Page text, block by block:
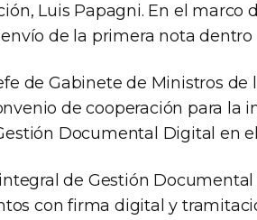
Luis Papagni. En el marco
de la primera nota
de Gabinete de Ministros de
de cooperación para la
Documental Digital en
de Gestión
con firma digital y